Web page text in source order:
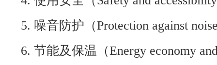
5. 噪音防护（Protection against
6. 节能及保温（Energy economy